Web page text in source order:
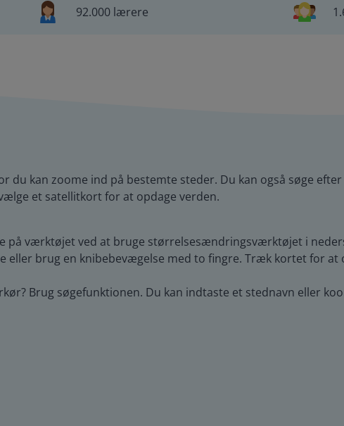
92.000 lærere
kan zoome ind på bestemte steder. Du kan også søge
et satellitkort for at opdage verden.
på værktøjet ved at bruge størrelsesændringsværktøjet i
brug en knibebevægelse med to fingre. Træk kortet for at
Brug søgefunktionen. Du kan indtaste et stednavn eller